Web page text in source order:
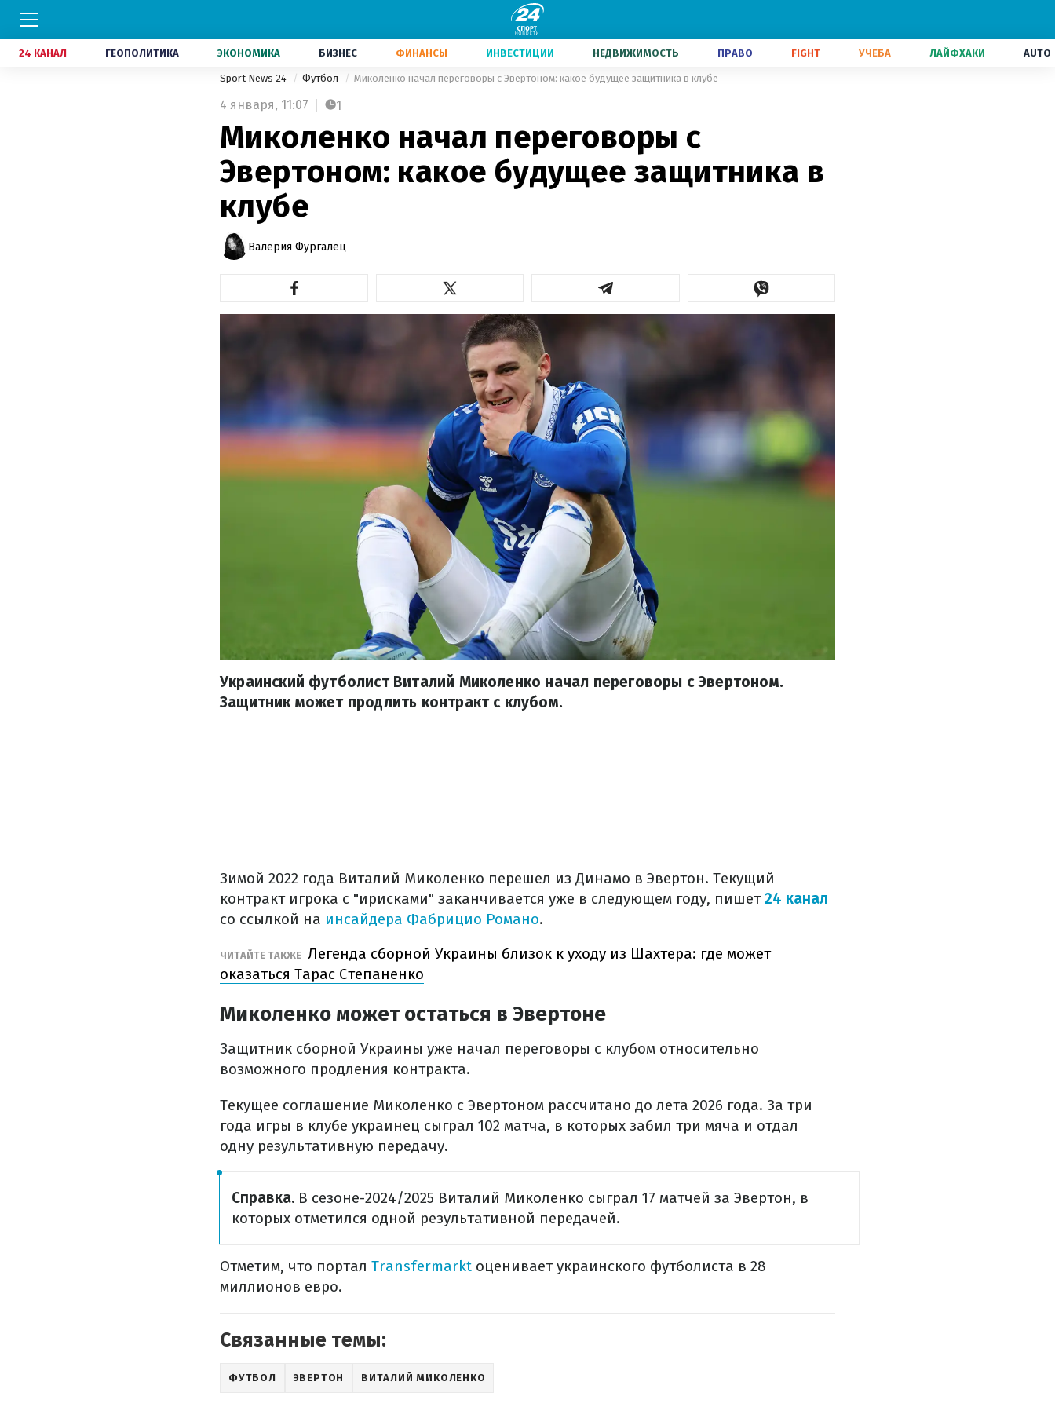
24 КАНАЛ ГЕОПОЛИТИКА ЭКОНОМИКА БИЗНЕС ФИНАНСЫ ИНВЕСТИЦИИ НЕДВИЖИМОСТЬ ПРАВО FIGHT УЧЕБА ЛАЙФХАКИ AUTO
Sport News 24 Футбол Миколенко начал переговоры с Эвертоном: какое будущее защитника в клубе
4 января, 11:07 1
Миколенко начал переговоры с
Эвертоном: какое будущее защитника в
клубе
Валерия Фургалец
Украинский футболист Виталий Миколенко начал переговоры с Эвертоном.
Защитник может продлить контракт с клубом.
Зимой 2022 года Виталий Миколенко перешел из Динамо в Эвертон. Текущий
контракт игрока с "ирисками" заканчивается уже в следующем году, пишет24 канал
со ссылкой на инсайдера Фабрицио Романо.
ЧИТАЙТЕ ТАКЖЕ Легенда сборной Украины близок к уходу из Шахтера: где может
оказаться Тарас Степаненко
Миколенко может остаться в Эвертоне
Защитник сборной Украины уже начал переговоры с клубом относительно
возможного продления контракта.
Текущее соглашение Миколенко с Эвертоном рассчитано до лета 2026 года. За три
года игры в клубе украинец сыграл 102 матча, в которых забил три мяча и отдал
одну результативную передачу.
Справка. В сезоне-2024/2025 Виталий Миколенко сыграл 17 матчей за Эвертон, в
которых отметился одной результативной передачей.
Отметим, что портал Transfermarkt оценивает украинского футболиста в 28
миллионов евро.
Связанные темы:
ФУТБОЛ ЭВЕРТОН ВИТАЛИЙ МИКОЛЕНКО